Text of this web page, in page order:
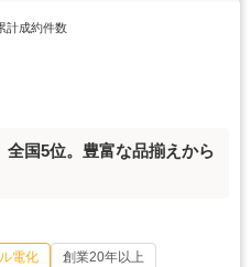
計成約件数
国5位。豊富な品揃えから
電化
創業20年以上